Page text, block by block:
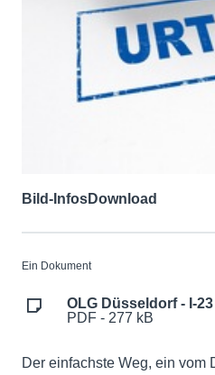
Bild-InfosDownload
Ein Dokument
OLG Düsseldorf - I-
PDF - 277 kB
Der einfachste Weg, ein vom